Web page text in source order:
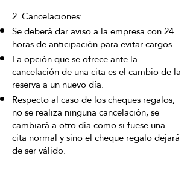
2. Cancelaciones:
Se deberá dar aviso a la empresa con 24
horas de anticipación para evitar cargos.
La opción que se ofrece ante la
cancelación de una cita es el cambio de la
reserva a un nuevo día.
Respecto al caso de los cheques regalos,
no se realiza ninguna cancelación, se
cambiará a otro día como si fuese una
cita normal y sino el cheque regalo dejará
de ser válido.